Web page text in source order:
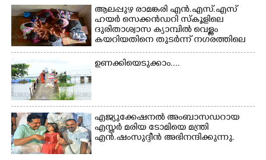
ആലപ്പുഴ രാമങ്കരി എൻ.എസ്.എസ്
ഹയർ സെക്കൻഡറി സ്കൂളിലെ
ദുരിതാശ്വാസ ക്യാമ്പിൽ വെള്ളം
കയറിയതിനെ തുടർന്ന് നഗരത്തിലെ
തിരുവമ്പാടി ഹയർ സെക്കൻഡറി
സ്കൂളിലെ ക്യാമ്പിലെത്തിയ കുട്ടികൾ
കളികളിലേർപ്പെട്ടപ്പോൾ
ഉണക്കിയെടുക്കാം....
എജ്യുക്കേഷനൽ അംബാസഡറായ
എസ്തർ മരിയ ടോമിയെ മന്ത്രി
എൻ.ഷംസുദ്ദീൻ അഭിനന്ദിക്കുന്നു.